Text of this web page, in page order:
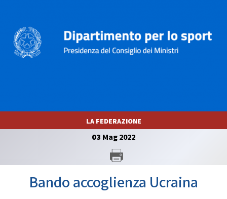
AREA SPORT
GARE
LA FEDERAZIONE
03 Mag2022
Bando accoglienza Ucraina